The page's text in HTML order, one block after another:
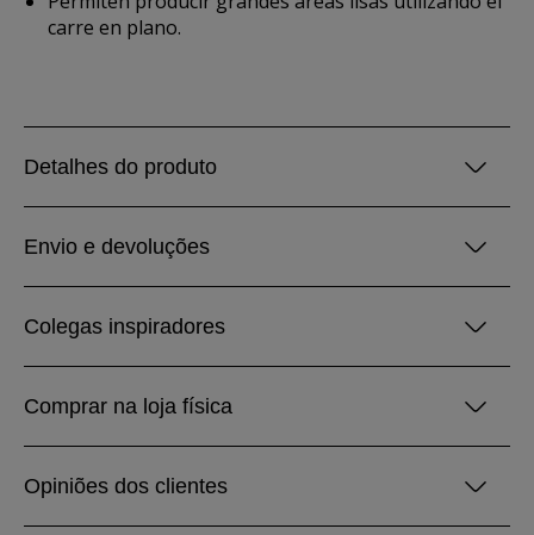
carre en plano.
Detalhes do produto
Envio e devoluções
Colegas inspiradores
Comprar na loja física
Opiniões dos clientes